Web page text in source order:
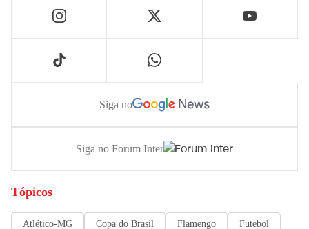
Siga no
Siga no Forum Inter
Tópicos
Atlético-MG Copa do Brasil Flamengo Futebol